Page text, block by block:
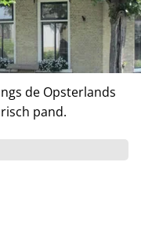
de Opsterlands
pand.